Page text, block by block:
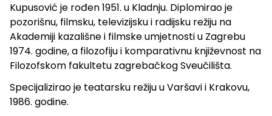
Kupusović je rođen 1951. u Kladnju. Diplomirao je
pozorišnu, filmsku, televizijsku i radijsku režiju na
Akademiji kazališne i filmske umjetnosti u Zagrebu
1974. godine, a filozofiju i komparativnu književnost na
Filozofskom fakultetu zagrebačkog Sveučilišta.
Specijalizirao je teatarsku režiju u Varšavi i Krakovu,
1986. godine.